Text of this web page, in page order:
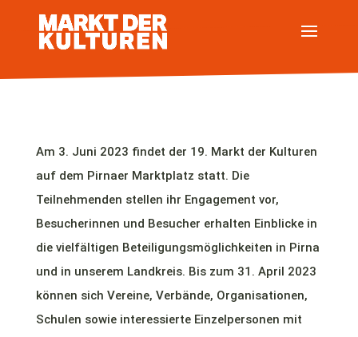
Am 3. Juni 2023 findet der 19. Markt der Kulturen
auf dem Pirnaer Marktplatz statt. Die
Teilnehmenden stellen ihr Engagement vor,
Besucherinnen und Besucher erhalten Einblicke in
die vielfältigen Beteiligungsmöglichkeiten in Pirna
und in unserem Landkreis. Bis zum 31. April 2023
können sich Vereine, Verbände, Organisationen,
Schulen sowie interessierte Einzelpersonen mit